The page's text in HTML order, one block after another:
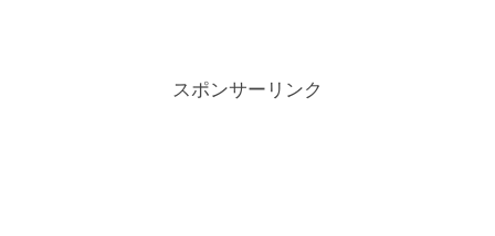
スポンサーリンク